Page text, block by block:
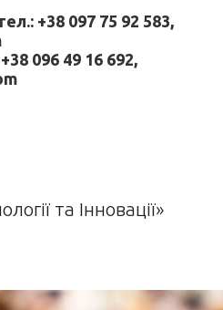
+38 097 75 92 583,
096 49 16 692,
та Інновації»